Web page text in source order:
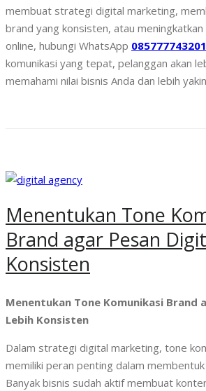
membuat strategi digital marketing,
brand yang konsisten, atau
online, hubungi WhatsApp 085777743201
komunikasi yang tepat, pelanggan akan
memahami nilai bisnis Anda dan lebih
Menentukan Tone
Brand agar Pesan
Konsisten
Menentukan Tone Komunikasi Brand
Lebih Konsisten
Dalam strategi digital marketing, tone
memiliki peran penting dalam
Banyak bisnis sudah aktif membuat